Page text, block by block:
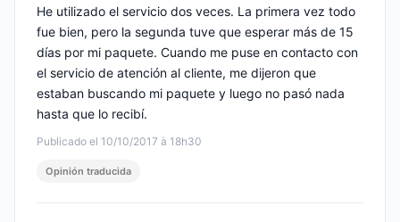
Publicado el 10/10/2017 à 18h30
He utilizado el servicio dos veces. La primera vez todo
fue bien, pero la segunda tuve que esperar más de 15
días por mi paquete. Cuando me puse en contacto con
el servicio de atención al cliente, me dijeron que
estaban buscando mi paquete y luego no pasó nada
hasta que lo recibí.
Opinión traducida